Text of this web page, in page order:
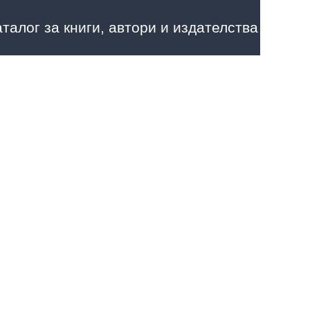
за книги, автори и издателства